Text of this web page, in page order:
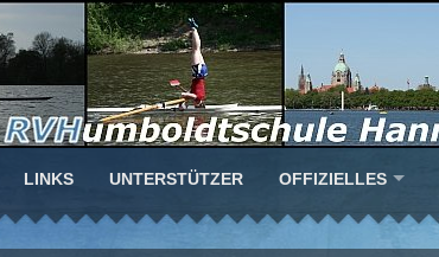
LINKS UNTERSTÜTZER OFFIZIELLES